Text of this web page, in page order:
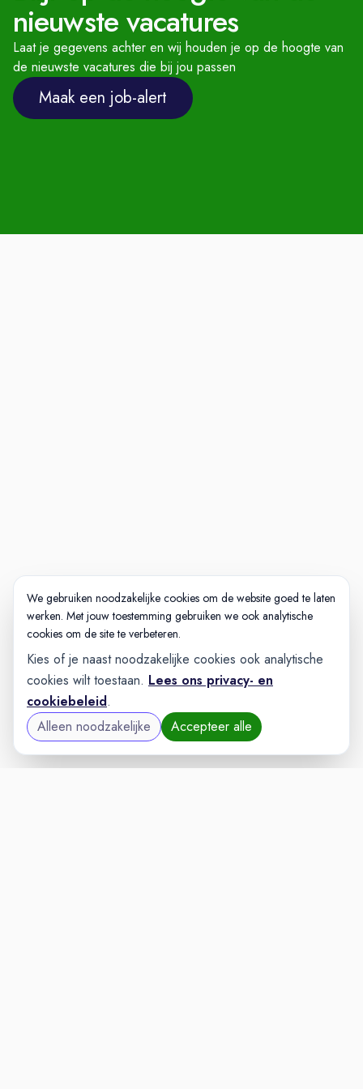
sinterklaasfeest of pubquiz.
Persoonlijke groei: Toegang tot
volop opleidingsmogelijkheden via de
Feadship Academie, zodat je kunt
blijven groeien.
Betaalde overuren.
Wil jij meebouwen aan onze
superjachten? Bekijk ook onze
andere vacatures.
nieuwste vacatures
Laat je gegevens achter en wij houden je op de hoogte van
de nieuwste vacatures die bij jou passen
Maak een job-alert
We gebruiken noodzakelijke cookies om de website goed te laten
werken. Met jouw toestemming gebruiken we ook analytische
cookies om de site te verbeteren.
Kies of je naast noodzakelijke cookies ook analytische
cookies wilt toestaan. Lees ons privacy- en
cookiebeleid.
Alleen noodzakelijke
Accepteer alle